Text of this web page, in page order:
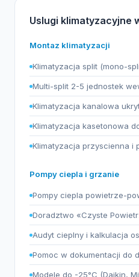
Uslugi klimatyzacyjne
Montaz klimatyzacji
Klimatyzacja split (mono-
Multi-split 2-5 jednostek
Klimatyzacja kanalowa
Klimatyzacja kasetonowa
Klimatyzacja przyscienna i
Pompy ciepla i grzanie
Pompy ciepla powietrze-
Doradztwo «Czyste
Audyt cieplny i kalkulacja
Pomoc w dokumentacji do
Modele do -25°C (Daikin,